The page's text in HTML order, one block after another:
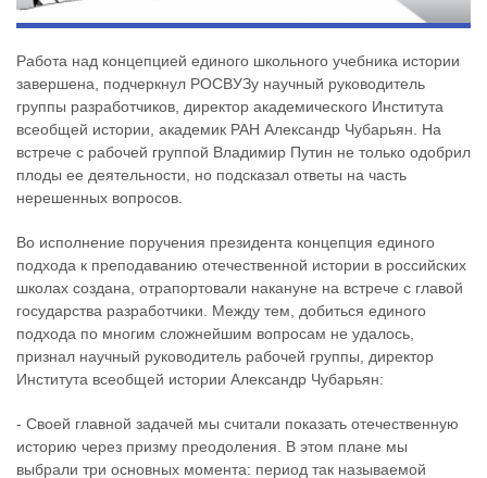
Работа над концепцией единого школьного учебника истории
завершена, подчеркнул РОСВУЗу научный руководитель
группы разработчиков, директор академического Института
всеобщей истории, академик РАН Александр Чубарьян. На
встрече с рабочей группой Владимир Путин не только одобрил
плоды ее деятельности, но подсказал ответы на часть
нерешенных вопросов.
Во исполнение поручения президента концепция единого
подхода к преподаванию отечественной истории в российских
школах создана, отрапортовали накануне на встрече с главой
государства разработчики. Между тем, добиться единого
подхода по многим сложнейшим вопросам не удалось,
признал научный руководитель рабочей группы, директор
Института всеобщей истории Александр Чубарьян:
- Своей главной задачей мы считали показать отечественную
историю через призму преодоления. В этом плане мы
выбрали три основных момента: период так называемой